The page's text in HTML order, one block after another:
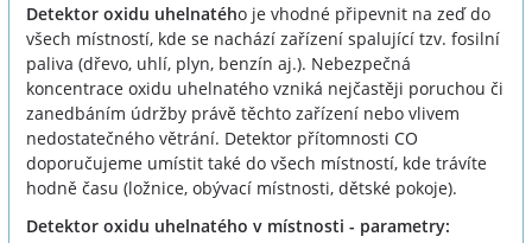
Detektor oxidu uhelnatého je vhodné připevnit na zeď do
všech místností, kde se nachází zařízení spalující tzv. fosilní
paliva (dřevo, uhlí, plyn, benzín aj.). Nebezpečná
koncentrace oxidu uhelnatého vzniká nejčastěji poruchou či
zanedbáním údržby právě těchto zařízení nebo vlivem
nedostatečného větrání. Detektor přítomnosti CO
doporučujeme umístit také do všech místností, kde trávíte
hodně času (ložnice, obývací místnosti, dětské pokoje).
Detektor oxidu uhelnatého v místnosti - parametry: